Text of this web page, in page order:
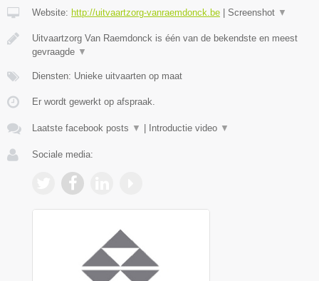
Website: http://uitvaartzorg-vanraemdonck.be | Screenshot ▼
Uitvaartzorg Van Raemdonck is één van de bekendste en meest
gevraagde ▼
Diensten: Unieke uitvaarten op maat
Er wordt gewerkt op afspraak.
Laatste facebook posts ▼ | Introductie video ▼
Sociale media: